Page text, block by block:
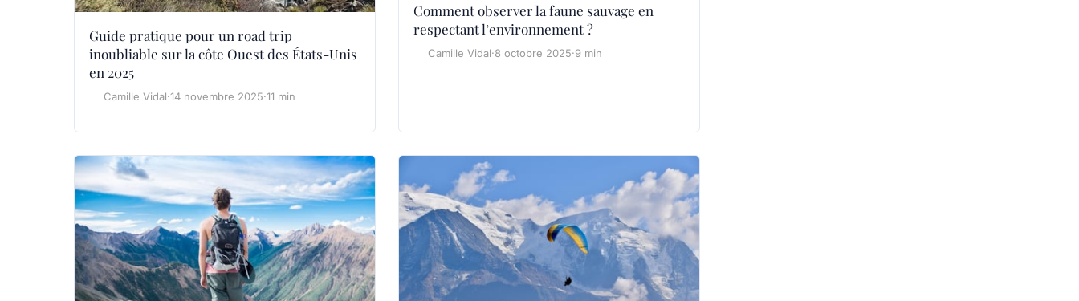
Guide pratique pour un road trip
inoubliable sur la côte Ouest des États-Unis
en 2025
Camille Vidal·14 novembre 2025·11 min
Comment observer la faune sauvage en
respectant l’environnement ?
Camille Vidal·8 octobre 2025·9 min